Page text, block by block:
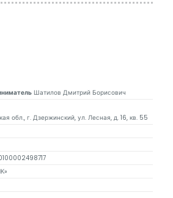
Шатилов Дмитрий Борисович
обл., г. Дзержинский, ул. Лесная, д. 16, кв. 55